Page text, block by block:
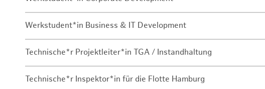
Werkstudent*in Business & IT Development
Technische*r Projektleiter*in TGA / Instandhaltung
Technische*r Inspektor*in für die Flotte Hamburg